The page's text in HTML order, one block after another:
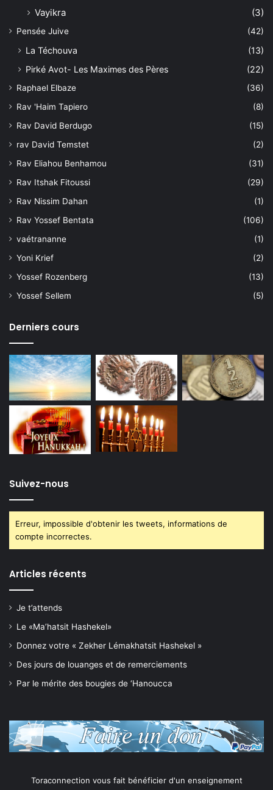
Vayikra
(3)
Pensée Juive (42)
La Téchouva
(13)
Pirké Avot- Les Maximes des Pères
(22)
Raphael Elbaze
(36)
Rav 'Haim Tapiero
(8)
Rav David Berdugo
(15)
rav David Temstet
(2)
Rav Eliahou Benhamou
(31)
Rav Itshak Fitoussi
(29)
Rav Nissim Dahan
(1)
Rav Yossef Bentata
(106)
vaétrananne
(1)
Yoni Krief
(2)
Yossef Rozenberg
(13)
Yossef Sellem
(5)
Derniers cours
Suivez-nous
Erreur, impossible d'obtenir les tweets, informations de
compte incorrectes.
Articles récents
Je t’attends
Le «Ma’hatsit Hashekel»
Donnez votre « Zekher Lémakhatsit Hashekel »
Des jours de louanges et de remerciements
Par le mérite des bougies de ‘Hanoucca
Toraconnection vous fait bénéficier d'un enseignement